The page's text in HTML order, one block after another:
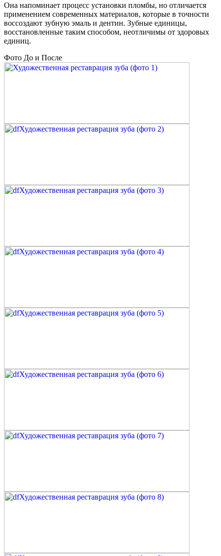
Она напоминает процесс установки пломбы, но отличается
применением современных материалов, которые в точности
воссоздают зубную эмаль и дентин. Зубные единицы,
восстановленные таким способом, неотличимы от здоровых
единиц.
Фото До и После